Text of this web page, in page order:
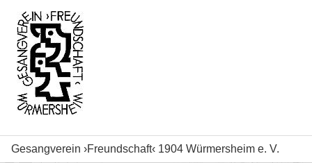
Gesangverein ›Freundschaft‹ 1904 Würmersheim e. V.